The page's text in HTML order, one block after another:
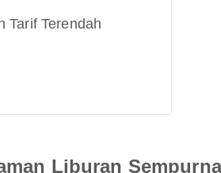
Tarif Terendah
Liburan Sempurna